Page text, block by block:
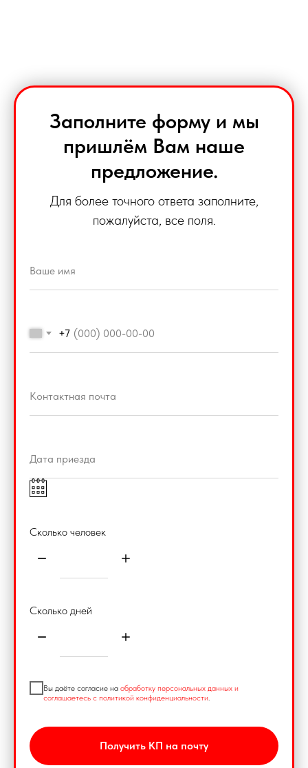
Заполните форму и мы
пришлём Вам наше
предложение.
Для более точного ответа заполните,
пожалуйста, все поля.
+7
Сколько человек
Сколько дней
Вы даёте согласие на обработку персональных данных и
соглашаетесь с политикой конфиденциальности.
Получить КП на почту